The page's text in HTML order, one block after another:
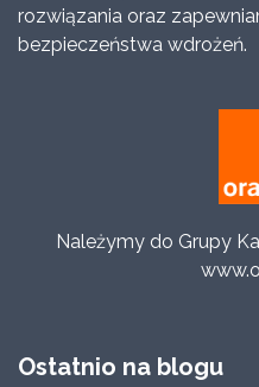
rozwiązania oraz
bezpieczeństwa wdrożeń.
Należymy do Grupy
Ostatnio na blogu